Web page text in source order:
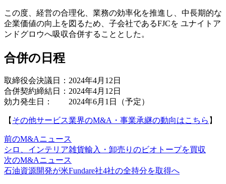
この度、経営の合理化、業務の効率化を推進し、中長期的な
企業価値の向上を図るため、子会社であるFJCを ユナイトア
ンドグロウへ吸収合併することとした。
合併の日程
取締役会決議日：2024年4月12日
合併契約締結日：2024年4月12日
効力発生日： 2024年6月1日（予定）
【 その他サービス業界のM&A・事業承継の動向はこちら 】
前のM&Aニュース
シロ、インテリア雑貨輸入・卸売りのビオトープを買収
次のM&Aニュース
石油資源開発が米Fundare社4社の全持分を取得へ